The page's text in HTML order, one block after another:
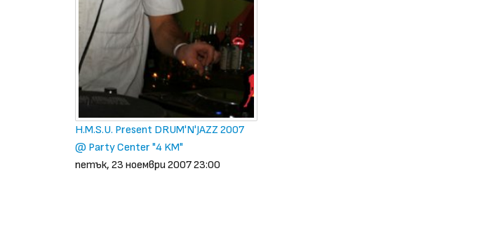
H.M.S.U. Present DRUM'N'JAZZ 2007
@ Party Center "4 KM"
петък, 23 ноември 2007 23:00